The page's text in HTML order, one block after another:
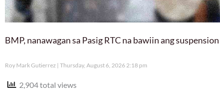
BMP, nanawagan sa Pasig RTC na bawiin ang
Roy Mark Gutierrez Thursday, August 6, 2026 2:18 pm
2,904 total views